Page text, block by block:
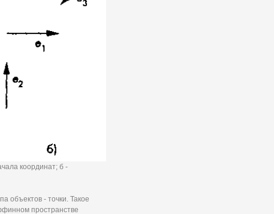
координат; б -
объектов - точки. Такое
пространстве